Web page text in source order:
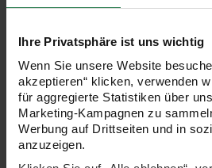
Ihre Privatsphäre ist uns wichtig
Wenn Sie unsere Website
akzeptieren“ klicken, verwenden
für aggregierte Statistiken über
Marketing-Kampagnen zu
Werbung auf Drittseiten und in
anzuzeigen.
Partyhüte grafische Muster
20cm 8 Stück
4,99 €
Stück
5,29